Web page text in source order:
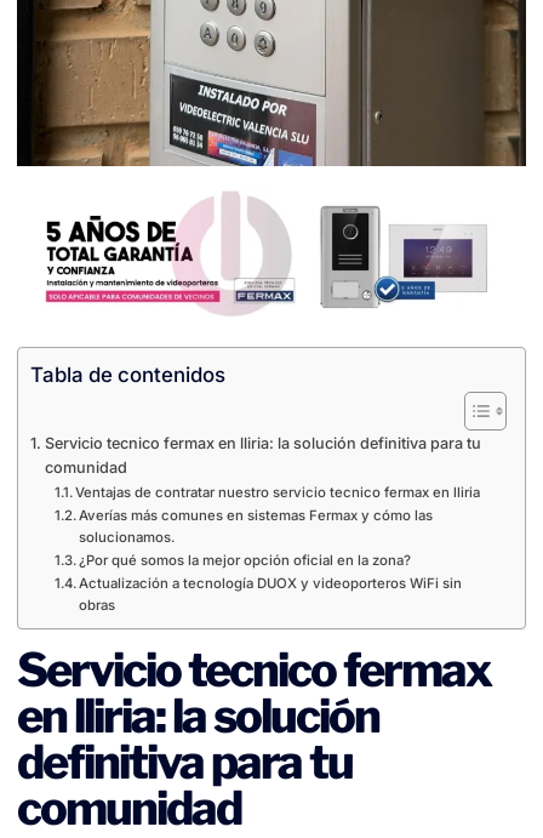
Tabla de contenidos
Servicio tecnico fermax en lliria: la solución definitiva para tu
comunidad
Ventajas de contratar nuestro servicio tecnico fermax en lliria
Averías más comunes en sistemas Fermax y cómo las
solucionamos.
¿Por qué somos la mejor opción oficial en la zona?
Actualización a tecnología DUOX y videoporteros WiFi sin
obras
Servicio tecnico fermax
en lliria: la solución
definitiva para tu
comunidad